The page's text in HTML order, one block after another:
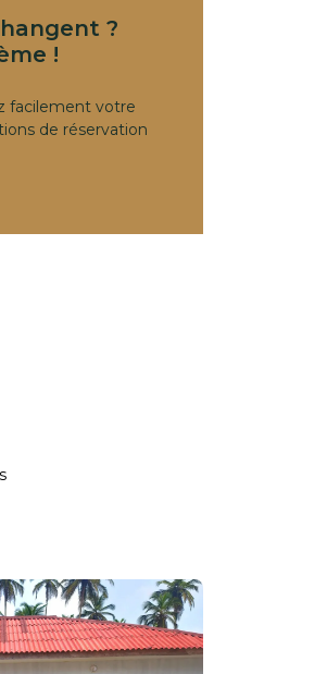
?
!
facilement votre
de réservation